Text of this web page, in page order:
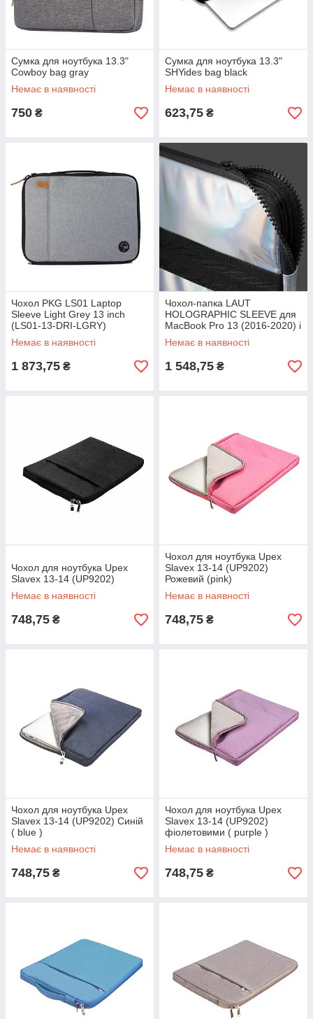
Сумка для ноутбука 13.3"
Cowboy bag gray
Немає в наявності
750 ₴
Сумка для ноутбука 13.3"
SHYides bag black
Немає в наявності
623,75 ₴
Чохол PKG LS01 Laptop
Sleeve Light Grey 13 inch
(LS01-13-DRI-LGRY)
Немає в наявності
1 873,75 ₴
Чохол-папка LAUT
HOLOGRAPHIC SLEEVE для
MacBook Pro 13 (2016-2020) і
Air 13 (2018-2020)
(L_MB13_HO)
Немає в наявності
1 548,75 ₴
Чохол для ноутбука Upex
Slavex 13-14 (UP9202)
Немає в наявності
748,75 ₴
Чохол для ноутбука Upex
Slavex 13-14 (UP9202)
Рожевий (pink)
Немає в наявності
748,75 ₴
Чохол для ноутбука Upex
Slavex 13-14 (UP9202) Синій
( blue )
Немає в наявності
748,75 ₴
Чохол для ноутбука Upex
Slavex 13-14 (UP9202)
фіолетовими ( purple )
Немає в наявності
748,75 ₴